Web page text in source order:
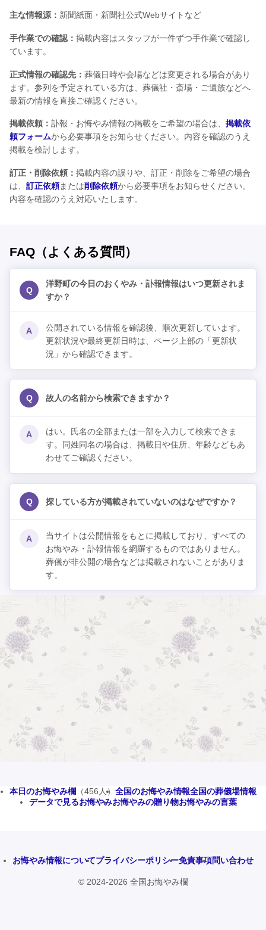
主な情報源： 新聞紙面・新聞社公式Webサイトなど
手作業での確認： 掲載内容はスタッフが一件ずつ手作業で確認し
ています。
正式情報の確認先： 葬儀日時や会場などは変更される場合があり
ます。参列を予定されている方は、葬儀社・斎場・ご遺族などへ
最新の情報を直接ご確認ください。
掲載依頼： 訃報・お悔やみ情報の掲載をご希望の場合は、 掲載依
頼フォームから必要事項をお知らせください。内容を確認のうえ
掲載を検討します。
訂正・削除依頼： 掲載内容の誤りや、訂正・削除をご希望の場合
は、 訂正依頼または削除依頼から必要事項をお知らせください。
内容を確認のうえ対応いたします。
FAQ（よくある質問）
Q
洋野町の今日のおくやみ・訃報情報はいつ更新されま
すか？
A
公開されている情報を確認後、順次更新しています。
更新状況や最終更新日時は、ページ上部の「更新状
況」から確認できます。
Q 故人の名前から検索できますか？
A
はい。氏名の全部または一部を入力して検索できま
す。同姓同名の場合は、掲載日や住所、年齢などもあ
わせてご確認ください。
Q 探している方が掲載されていないのはなぜですか？
A
当サイトは公開情報をもとに掲載しており、すべての
お悔やみ・訃報情報を網羅するものではありません。
葬儀が非公開の場合などは掲載されないことがありま
す。
本日のお悔やみ欄 （456人） 全国のお悔やみ情報全国の葬儀場情報
データで見るお悔やみお悔やみの贈り物お悔やみの言葉
お悔やみ情報についてプライバシーポリシー免責事項問い合わせ
© 2024-2026 全国お悔やみ欄